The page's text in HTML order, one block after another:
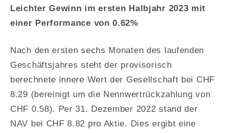
Leichter Gewinn im ersten Halbjahr 2023 mit
einer Performance von 0.62%
Nach den ersten sechs Monaten des laufenden
Geschäftsjahres steht der provisorisch
berechnete innere Wert der Gesellschaft bei CHF
8.29 (bereinigt um die Nennwertrückzahlung von
CHF 0.58). Per 31. Dezember 2022 stand der
NAV bei CHF 8.82 pro Aktie. Dies ergibt eine